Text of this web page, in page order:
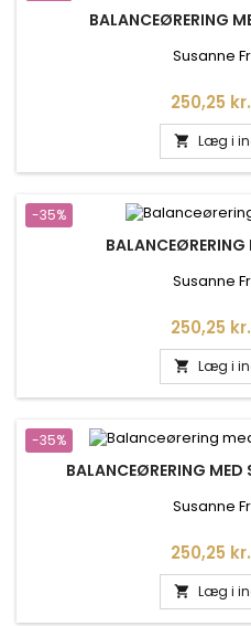
BALANCEØRERING
Susanne
Pris
250,25 kr.
 Læg i
-35%
Susanne
Pris
250,25 kr.
 Læg i
-35%
BALANCEØRERING MED
Susanne
Pris
250,25 kr.
 Læg i